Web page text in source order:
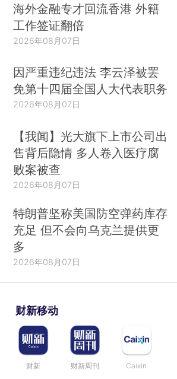
海外金融专才回流香港 外籍
工作签证翻倍
2026年08月07日
因严重违纪违法 李云泽被罢
免第十四届全国人大代表职务
2026年08月07日
【我闻】光大旗下上市公司出
售背后隐情 多人卷入医疗腐
败案被查
2026年08月07日
特朗普坚称美国防空弹药库存
充足 但不会向乌克兰提供更
多
2026年08月07日
财新移动
财新 财新周刊 Caixin